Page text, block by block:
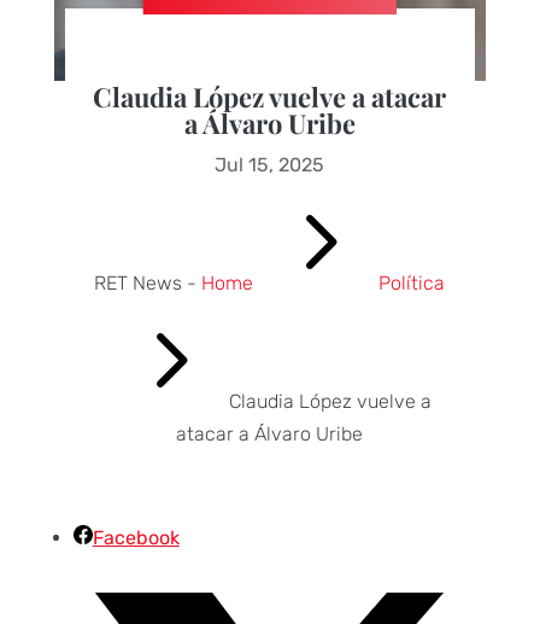
Claudia López vuelve a atacar
a Álvaro Uribe
Jul 15, 2025
RET News - Home 5 Política
5
Claudia López vuelve a
atacar a Álvaro Uribe
Facebook